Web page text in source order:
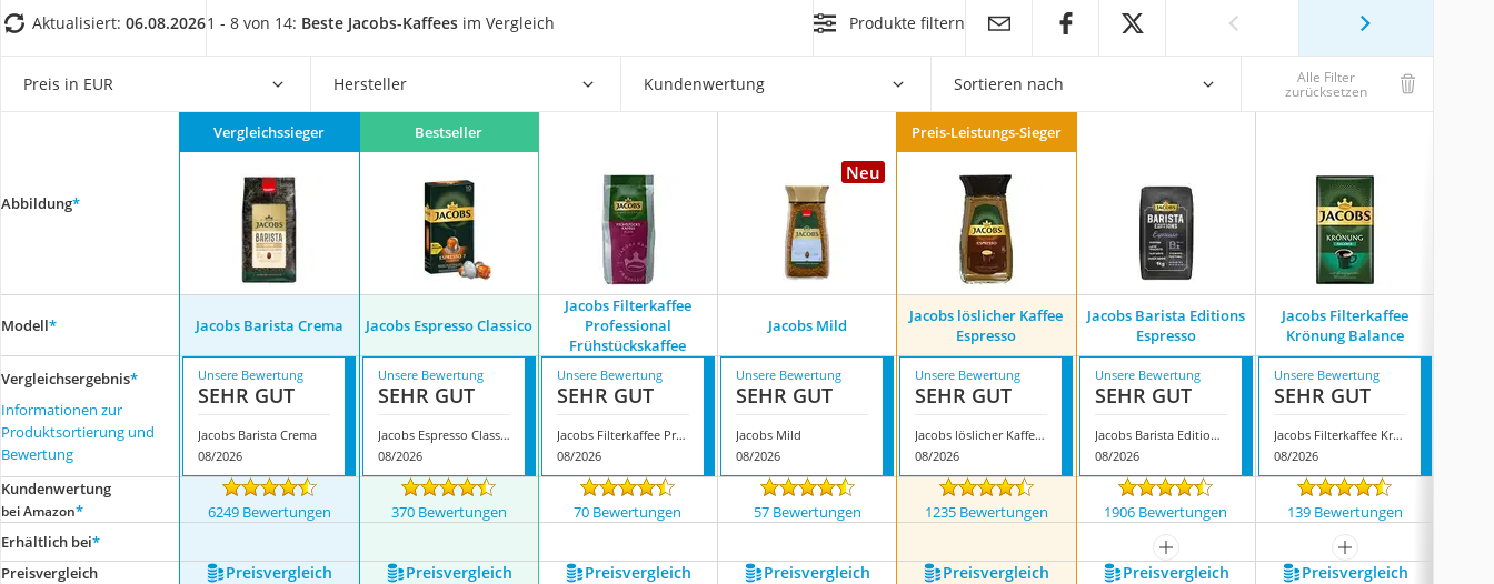
Trüffelöl
Müsli ohne Zuckerzusatz
Service
Aktualisiert: 06.08.20261 - 8 von 14: Beste Jacobs-Kaffees im Vergleich Produkte filtern
Preis in EUR Hersteller Kundenwertung Sortieren nach Alle Filter
zurücksetzen
Abbildung*
Vergleichssieger Bestseller
Neu
Preis-Leistungs-Sieger
Modell* Jacobs Barista Crema Jacobs Espresso Classico
Jacobs Filterkaffee
Professional
Frühstückskaffee
Jacobs Mild
Jacobs löslicher Kaffee
Espresso
Jacobs Barista Editions
Espresso
Jacobs Filterkaffee
Krönung Balance
Vergleichsergebnis*
Informationen zur
Produktsortierung und
Bewertung
Unsere Bewertung
SEHR GUT
Jacobs Barista Crema
08/2026
Unsere Bewertung
SEHR GUT
Jacobs Espresso Classico
08/2026
Unsere Bewertung
SEHR GUT
Jacobs Filterkaffee Professional Frühstückskaffee
08/2026
Unsere Bewertung
SEHR GUT
Jacobs Mild
08/2026
Unsere Bewertung
SEHR GUT
Jacobs löslicher Kaffee Espresso
08/2026
Unsere Bewertung
SEHR GUT
Jacobs Barista Editions Espresso
08/2026
Unsere Bewertung
SEHR GUT
Jacobs Filterkaffee Krönung Balance
08/2026
Kundenwertung
bei Amazon* 6249 Bewertungen 370 Bewertungen 70 Bewertungen 57 Bewertungen 1235 Bewertungen 1906 Bewertungen 139 Bewertungen
Erhältlich bei*
mehr anzeigen
mehr anzeigen
Preis­vergleich
Preis­vergleich Preis­vergleich Preis­vergleich Preis­vergleich Preis­vergleich Preis­vergleich Preis­vergleich